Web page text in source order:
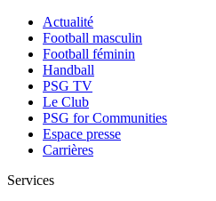
Actualité
Football masculin
Football féminin
Handball
PSG TV
Le Club
PSG for Communities
Espace presse
Carrières
Services